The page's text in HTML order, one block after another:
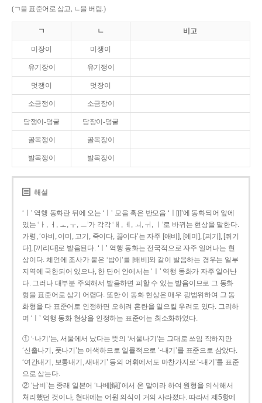
(ㄱ을 표준어로 삼고, ㄴ을 버림.)
ㄱ ㄴ 비고
미장이 미쟁이
유기장이 유기쟁이
멋쟁이 멋장이
소금쟁이 소금장이
담쟁이-덩굴 담장이-덩굴
골목쟁이 골목장이
발목쟁이 발목장이
해설
‘ㅣ’ 역행 동화란 뒤에 오는 ‘ㅣ’ 모음 혹은 반모음 ‘ㅣ[j]’에 동화되어 앞에
있는 ‘ㅏ, ㅓ, ㅗ, ㅜ, ㅡ’가 각각 ‘ㅐ, ㅔ, ㅚ, ㅟ, ㅣ’로 바뀌는 현상을 말한다.
가령, ‘아비, 어미, 고기, 죽이다, 끓이다’는 자주 [애비], [에미], [괴기], [쥐기
다], [끼리다]로 발음된다. ‘ㅣ’ 역행 동화는 전국적으로 자주 일어나는 현
상이다. 체언에 조사가 붙은 ‘밥이’를 [배비]와 같이 발음하는 경우는 일부
지역에 국한되어 있으나, 한 단어 안에서는 ‘ㅣ’ 역행 동화가 자주 일어난
다. 그러나 대부분 주의해서 발음하면 피할 수 있는 발음이므로 그 동화
형을 표준어로 삼기 어렵다. 또한 이 동화 현상은 매우 광범위하여 그 동
화형을 다 표준어로 인정하면 오히려 혼란을 일으킬 우려도 있다. 그리하
여 ‘ㅣ’ 역행 동화 현상을 인정하는 표준어는 최소화하였다.
① ‘-나기’는, 서울에서 났다는 뜻의 ‘서울나기’는 그대로 쓰임 직하지만
‘신출나기, 풋나기’는 어색하므로 일률적으로 ‘-내기’를 표준으로 삼았다.
‘여간내기, 보통내기, 새내기’ 등의 어휘에서도 마찬가지로 ‘-내기’를 표준
으로 삼는다.
② ‘남비’는 종래 일본어 ‘나베[鍋]’에서 온 말이라 하여 원형을 의식해서
처리했던 것이나, 현대에는 어원 의식이 거의 사라졌다. 따라서 제5항에